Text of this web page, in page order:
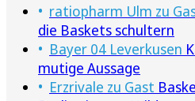
ratiopharm Ulm zu
die Baskets schultern
Bayer 04 Leverkusen
mutige Aussage
Erzrivale zu Gast